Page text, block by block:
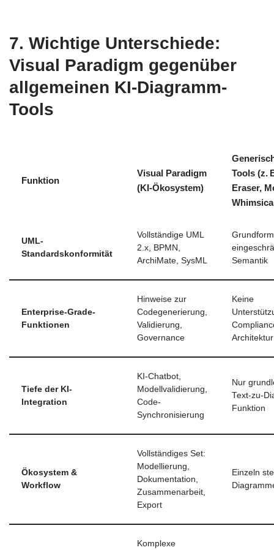
7. Wichtige Unterschiede:
Visual Paradigm gegenüber
allgemeinen KI-Diagramm-
Tools
Funktion
Visual Paradigm
(KI-Ökosystem)
Tools (z.
Eraser,
UML-
Standardskonformität
Vollständige UML
2.x, BPMN,
ArchiMate, SysML
Semantik
Enterprise-Grade-
Funktionen
Hinweise zur
Codegenerierung,
Validierung,
Governance
Keine
Architektur
Tiefe der KI-
Integration
KI-Chatbot,
Modellvalidierung,
Code-
Synchronisierung
Nur
Text-zu-
Funktion
Ökosystem &
Workflow
Vollständiges Set:
Modellierung,
Dokumentation,
Zusammenarbeit,
Export
Einzeln
Komplexe